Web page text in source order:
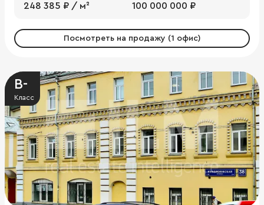
248 385 ₽ / м² 100 000 000 ₽
Посмотреть на продажу (1 офис)
B-
Класс